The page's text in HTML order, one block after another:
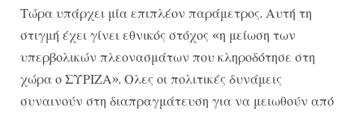
Τώρα υπάρχει μία επιπλέον παράμετρος. Αυτή τη
στιγμή έχει γίνει εθνικός στόχος «η μείωση των
υπερβολικών πλεονασμάτων που κληροδότησε στη
χώρα ο ΣΥΡΙΖΑ». Ολες οι πολιτικές δυνάμεις
συναινούν στη διαπραγμάτευση για να μειωθούν από